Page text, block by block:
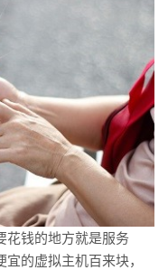
钱的地方就是服务
的虚拟主机百来块，